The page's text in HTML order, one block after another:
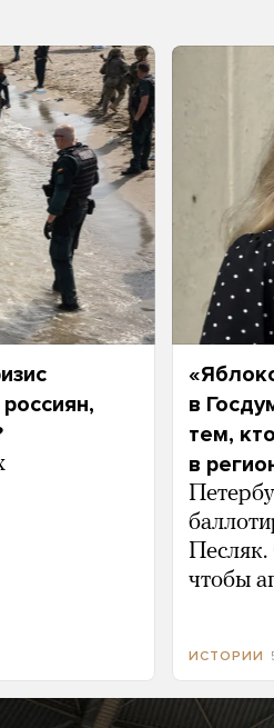
в
тем,
в
чтобы
ИСТОРИИ